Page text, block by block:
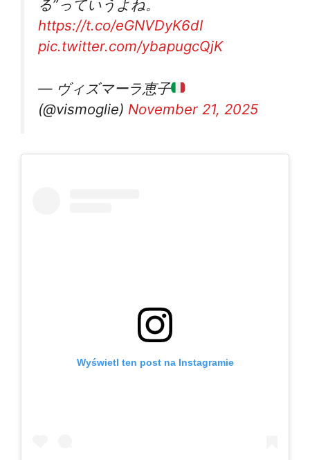
る”っていうよね。
https://t.co/eGNVDyK6dI
pic.twitter.com/ybapugcQjK
— ヴィズマーラ恵子
(@vismoglie) November 21, 2025
Wyświetl ten post na Instagramie